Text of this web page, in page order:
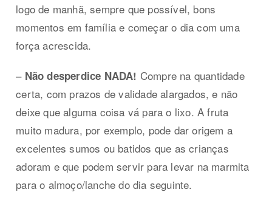
logo de manhã, sempre que possível, bons
momentos em família e começar o dia com uma
força acrescida.
– Não desperdice NADA! Compre na quantidade
certa, com prazos de validade alargados, e não
deixe que alguma coisa vá para o lixo. A fruta
muito madura, por exemplo, pode dar origem a
excelentes sumos ou batidos que as crianças
adoram e que podem servir para levar na marmita
para o almoço/lanche do dia seguinte.